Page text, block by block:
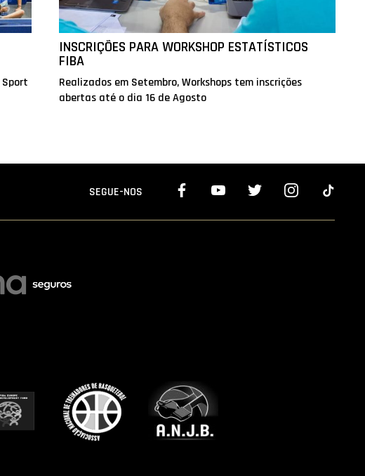
INSCRIÇÕES PARA WORKSHOP ESTATÍSTICOS
FIBA
Realizados em Setembro, Workshops tem inscrições
abertas até o dia 16 de Agosto
SEGUE-NOS